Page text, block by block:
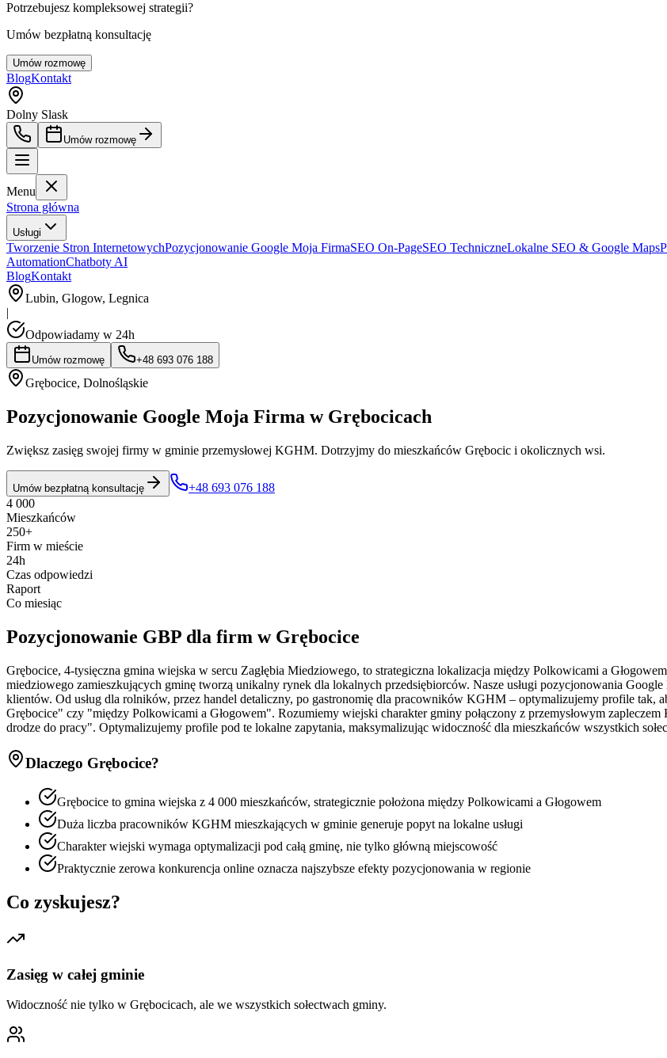
Potrzebujesz kompleksowej strategii?
Umów bezpłatną konsultację
Umów rozmowę
BlogKontakt
Dolny Slask
Umów rozmowę
Menu
Strona główna
Usługi
Tworzenie Stron InternetowychPozycjonowanie Google Moja FirmaSEO On-PageSEO TechniczneLokalne SEO & Google Maps
AutomationChatboty AI
BlogKontakt
Lubin, Glogow, Legnica
|
Odpowiadamy w 24h
Umów rozmowę +48 693 076 188
Grębocice, Dolnośląskie
Pozycjonowanie Google Moja Firma w Grębocicach
Zwiększ zasięg swojej firmy w gminie przemysłowej KGHM. Dotrzyjmy do mieszkańców Grębocic i okolicznych wsi.
Umów bezpłatną konsultację
+48 693 076 188
4 000
Mieszkańców
250+
Firm w mieście
24h
Czas odpowiedzi
Raport
Co miesiąc
Pozycjonowanie GBP dla firm w Grębocice
Grębocice, 4-tysięczna gmina wiejska w sercu Zagłębia Miedziowego, to strategiczna lokalizacja między Polkowicami a
miedziowego zamieszkujących gminę tworzą unikalny rynek dla lokalnych przedsiębiorców. Nasze usługi pozycjonowania
klientów. Od usług dla rolników, przez handel detaliczny, po gastronomię dla pracowników KGHM – optymalizujemy profile tak,
Grębocice" czy "między Polkowicami a Głogowem". Rozumiemy wiejski charakter gminy połączony z przemysłowym
drodze do pracy". Optymalizujemy profile pod te lokalne zapytania, maksymalizując widoczność dla mieszkańców wszystkich
Dlaczego Grębocice?
Grębocice to gmina wiejska z 4 000 mieszkańców, strategicznie położona między Polkowicami a Głogowem
Duża liczba pracowników KGHM mieszkających w gminie generuje popyt na lokalne usługi
Charakter wiejski wymaga optymalizacji pod całą gminę, nie tylko główną miejscowość
Praktycznie zerowa konkurencja online oznacza najszybsze efekty pozycjonowania w regionie
Co zyskujesz?
Zasięg w całej gminie
Widoczność nie tylko w Grębocicach, ale we wszystkich sołectwach gminy.